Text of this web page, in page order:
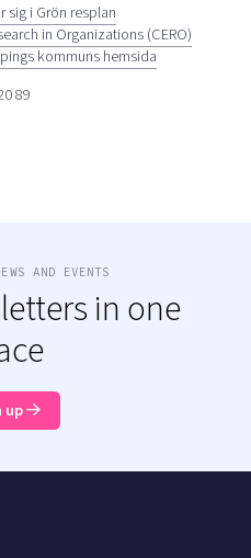
sig i Grön resplan
in Organizations (CERO)
kommuns hemsida
89
AND EVENTS
in one
up